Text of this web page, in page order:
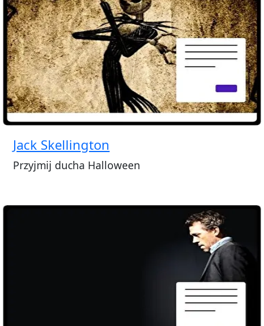
Jack Skellington
Przyjmij ducha Halloween